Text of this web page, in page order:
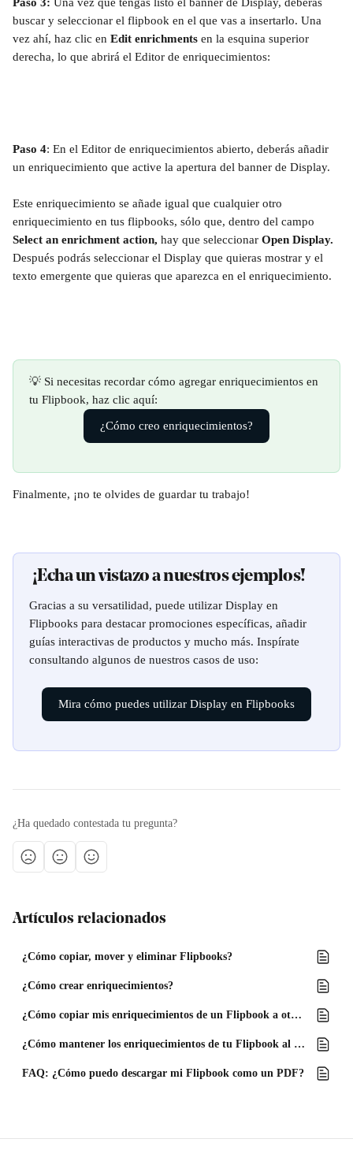
buscar y seleccionar el flipbook en el que vas a insertarlo. Una
vez ahí, haz clic en Edit enrichments en la esquina superior
derecha, lo que abrirá el Editor de enriquecimientos:
Paso 4: En el Editor de enriquecimientos abierto, deberás añadir
un enriquecimiento que active la apertura del banner de Display.
Este enriquecimiento se añade igual que cualquier otro
enriquecimiento en tus flipbooks, sólo que, dentro del campo
Select an enrichment action, hay que seleccionar Open Display.
Después podrás seleccionar el Display que quieras mostrar y el
texto emergente que quieras que aparezca en el enriquecimiento.
💡 Si necesitas recordar cómo agregar enriquecimientos en
tu Flipbook, haz clic aquí:
¿Cómo creo enriquecimientos?
Finalmente, ¡no te olvides de guardar tu trabajo!
¡Echa un vistazo a nuestros ejemplos!
Gracias a su versatilidad, puede utilizar Display en
Flipbooks para destacar promociones específicas, añadir
guías interactivas de productos y mucho más. Inspírate
consultando algunos de nuestros casos de uso:
Mira cómo puedes utilizar Display en Flipbooks
¿Ha quedado contestada tu pregunta?
Artículos relacionados
¿Cómo copiar, mover y eliminar Flipbooks?
¿Cómo crear enriquecimientos?
¿Cómo copiar mis enriquecimientos de un Flipbook a otro?
¿Cómo mantener los enriquecimientos de tu Flipbook al añadir o eliminar páginas del PDF?
FAQ: ¿Cómo puedo descargar mi Flipbook como un PDF?